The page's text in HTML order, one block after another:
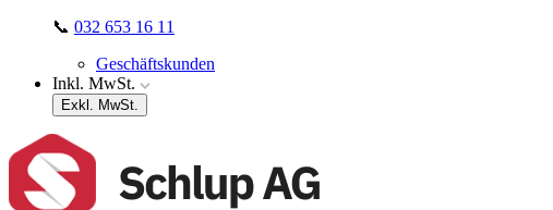
📞 032 653 16 11
Geschäftskunden
Inkl. MwSt.
Exkl. MwSt.